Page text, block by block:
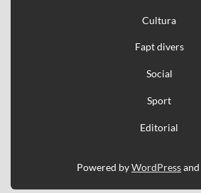
Cultura
Fapt divers
Social
Sport
Editorial
Powered byWordPressand